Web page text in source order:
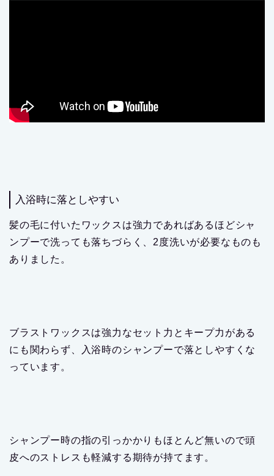
入浴時に落としやすい
髪の毛に付いたワックスは強力であればあるほどシャ
ンプーで洗っても落ちづらく、2度洗いが必要なものも
ありました。
ブラストワックスは強力なセット力とキープ力がある
にも関わらず、入浴時のシャンプーで落としやすくな
っています。
シャンプー時の指の引っかかりもほとんど無いので頭
皮へのストレスも軽減する期待が持てます。